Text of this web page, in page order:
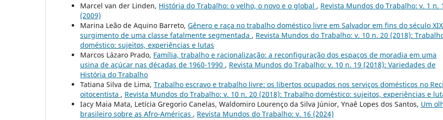
Marcel van der Linden, História do Trabalho: o velho, o novo e o global , Revista Mundos do Trabalho: v. 1 n. 1
(2009)
Marina Leão de Aquino Barreto, Gênero e raça no trabalho doméstico livre em Salvador em fins do século
surgimento de uma classe fatalmente segmentada , Revista Mundos do Trabalho: v. 10 n. 20 (2018):
doméstico: sujeitos, experiências e lutas
Marcos Lázaro Prado, Família, trabalho e racionalização: a reconfiguração dos espaços de moradia em uma
usina de açúcar nas décadas de 1960-1990 , Revista Mundos do Trabalho: v. 10 n. 19 (2018): Variedades de
História do Trabalho
Tatiana Silva de Lima, Trabalho escravo e trabalho livre: os libertos ocupados nos serviços domésticos no
oitocentista , Revista Mundos do Trabalho: v. 10 n. 20 (2018): Trabalho doméstico: sujeitos, experiências e
Iacy Maia Mata, Letícia Gregorio Canelas, Waldomiro Lourenço da Silva Júnior, Ynaê Lopes dos Santos, Um
brasileiro sobre as Afro-Américas , Revista Mundos do Trabalho: v. 16 (2024)